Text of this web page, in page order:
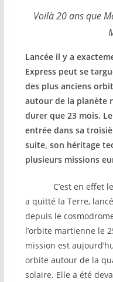
Voilà 20 ans que
Lancée il y a
Express peut se
des plus anciens
autour de la planète
durer que 23 mois.
entrée dans sa
suite, son héritage
plusieurs missions
C’est en effet le 2
a quitté la Terre,
depuis le
l’orbite martienne le
mission est
orbite autour de la
solaire. Elle a été